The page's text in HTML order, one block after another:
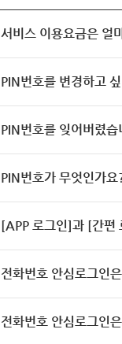
서비스 이용요금은 얼
PIN번호를 변경하고 싶
PIN번호를 잊어버렸
PIN번호가 무엇인가요
[APP 로그인]과 [간편
전화번호 안심로그인
전화번호 안심로그인